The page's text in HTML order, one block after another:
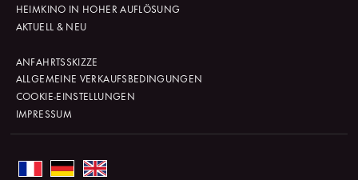
HEIMKINO IN HOHER AUFLÖSUNG
AKTUELL & NEU
ANFAHRTSSKIZZE
ALLGEMEINE VERKAUFSBEDINGUNGEN
COOKIE-EINSTELLUNGEN
IMPRESSUM